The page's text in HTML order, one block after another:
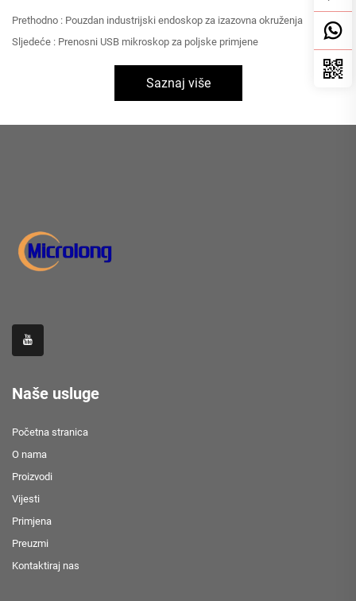
Prethodno : Pouzdan industrijski endoskop za izazovna okruženja
Sljedeće : Prenosni USB mikroskop za poljske primjene
Saznaj više
Naše usluge
Početna stranica
O nama
Proizvodi
Vijesti
Primjena
Preuzmi
Kontaktiraj nas